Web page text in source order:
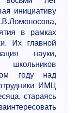
инициативу
в рамках
Их главной
науки,
году над
ИМЦ
стараясь